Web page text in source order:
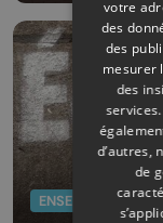
ENSEIGNEMENT
votre
des
des
mesurer
des
services.
d’autres,
de